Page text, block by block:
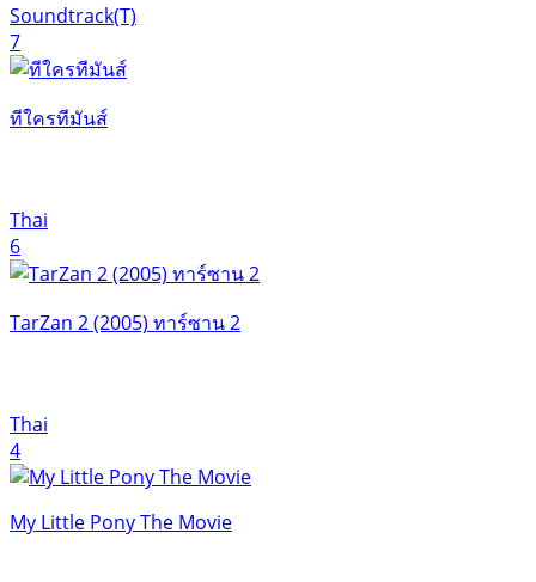
Soundtrack(T)
7
ทีใครทีมันส์
Thai
6
TarZan 2 (2005) ทาร์ซาน 2
Thai
4
My Little Pony The Movie